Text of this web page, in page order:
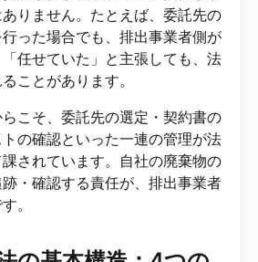
りません。たとえば、委託先の
った場合でも、排出事業者側が
「任せていた」と主張しても、法
ことがあります。
こそ、委託先の選定・契約書の
の確認といった一連の管理が法
されています。自社の廃棄物の
・確認する責任が、排出事業者
。